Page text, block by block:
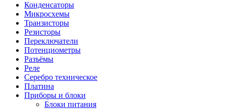
Конденсаторы
Микросхемы
Транзисторы
Резисторы
Переключатели
Потенциометры
Разъёмы
Реле
Серебро техническое
Платина
Приборы и блоки
Блоки питания